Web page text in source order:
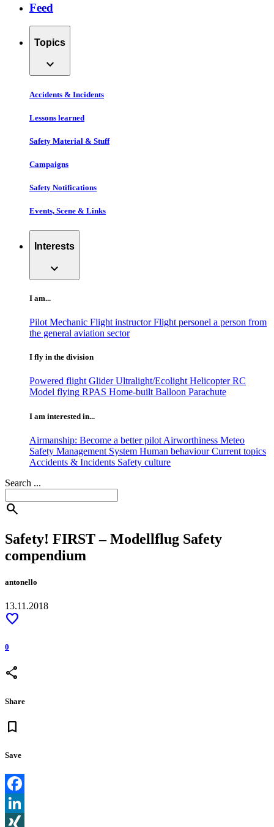
Feed
Topics
expand_more
Accidents & Incidents
Lessons learned
Safety Material & Stuff
Campaigns
Safety Notifications
Events, Scene & Links
Interests
expand_more
I am...
Pilot Mechanic Flight instructorFlight personel a person from
the general aviation sector
I fly in the division
Powered flightGliderUltralight/EcolightHelicopterRC
Model flying RPAS Home-builtBalloon Parachute
I am interested in...
Airmanship: Become a better pilot Airworthiness Meteo
Safety Management System Human behaviourCurrent topics
Accidents & Incidents Safety culture
Search ...
search
Safety! FIRST – Modellflug Safety
compendium
antonello
13.11.2018
favorite
0
share
Share
bookmark
Save
Facebook
LinkedIn